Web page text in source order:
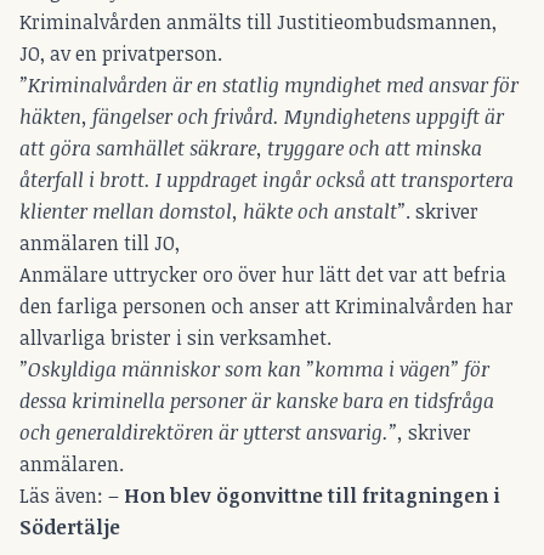
Kriminalvården anmälts till Justitieombudsmannen,
JO, av en privatperson.
”Kriminalvården är en statlig myndighet med ansvar för
häkten, fängelser och frivård. Myndighetens uppgift är
att göra samhället säkrare, tryggare och att minska
återfall i brott. I uppdraget ingår också att transportera
klienter mellan domstol, häkte och anstalt”. skriver
anmälaren till JO,
Anmälare uttrycker oro över hur lätt det var att befria
den farliga personen och anser att Kriminalvården har
allvarliga brister i sin verksamhet.
”Oskyldiga människor som kan ”komma i vägen” för
dessa kriminella personer är kanske bara en tidsfråga
och generaldirektören är ytterst ansvarig.”, skriver
anmälaren.
Läs även: – Hon blev ögonvittne till fritagningen i
Södertälje